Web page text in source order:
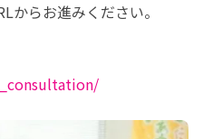
からお進みください。